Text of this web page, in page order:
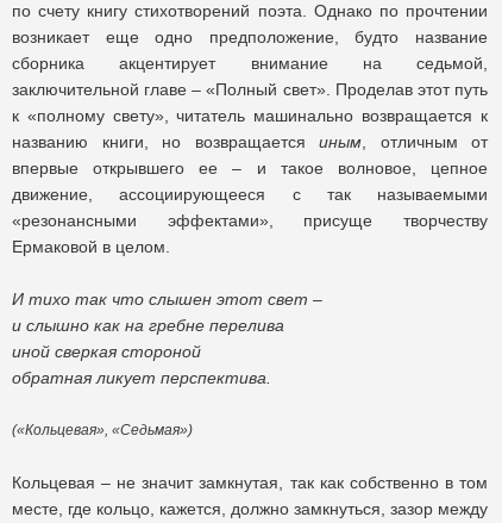
по счету книгу стихотворений поэта. Однако по прочтении
возникает еще одно предположение, будто название
сборника акцентирует внимание на седьмой,
заключительной главе – «Полный свет». Проделав этот путь
к «полному свету», читатель машинально возвращается к
названию книги, но возвращается иным , отличным от
впервые открывшего ее – и такое волновое, цепное
движение, ассоциирующееся с так называемыми
«резонансными эффектами», присуще творчеству
Ермаковой в целом.
И тихо так что слышен этот свет –
и слышно как на гребне перелива
иной сверкая стороной
обратная ликует перспектива.
(«Кольцевая», «Седьмая»)
Кольцевая – не значит замкнутая, так как собственно в том
месте, где кольцо, кажется, должно замкнуться, зазор между